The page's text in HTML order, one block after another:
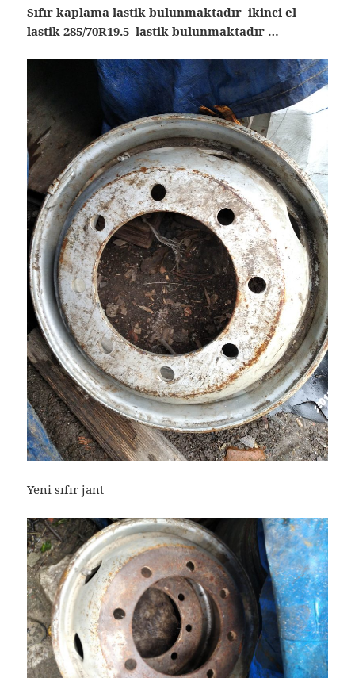
Sıfır kaplama lastik bulunmaktadır ikinci el
lastik 285/70R19.5 lastik bulunmaktadır …
Yeni sıfır jant